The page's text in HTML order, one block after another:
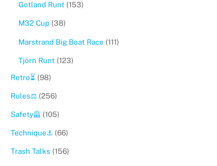
Gotland Runt(153)
M32 Cup(38)
Marstrand Big Boat Race (111)
Tjörn Runt(123)
Retro⏳ (98)
Rules⚖️ (256)
Safety🦺 (105)
Technique⚓️ (66)
Trash Talks (156)